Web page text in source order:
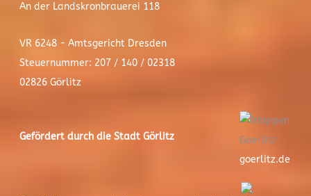
An der Landskronbrauerei 118
VR 6248 - Amtsgericht Dresden
Steuernummer: 207 / 140 / 02318
02826 Görlitz
Gefördert durch die Stadt Görlitz
goerlitz.de